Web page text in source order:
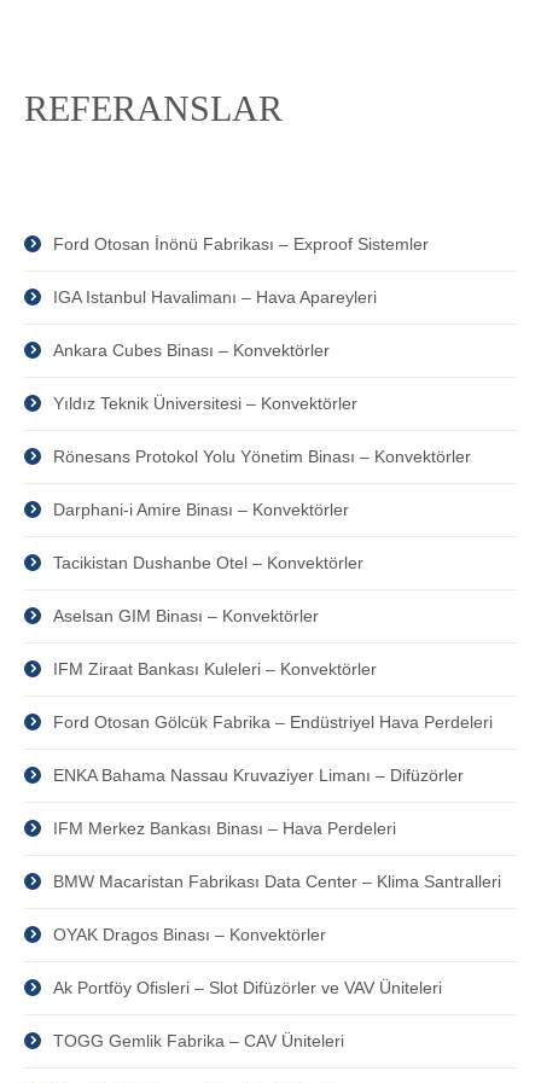
REFERANSLAR
Ford Otosan İnönü Fabrikası – Exproof Sistemler
IGA Istanbul Havalimanı – Hava Apareyleri
Ankara Cubes Binası – Konvektörler
Yıldız Teknik Üniversitesi – Konvektörler
Rönesans Protokol Yolu Yönetim Binası – Konvektörler
Darphani-i Amire Binası – Konvektörler
Tacikistan Dushanbe Otel – Konvektörler
Aselsan GIM Binası – Konvektörler
IFM Ziraat Bankası Kuleleri – Konvektörler
Ford Otosan Gölcük Fabrika – Endüstriyel Hava Perdeleri
ENKA Bahama Nassau Kruvaziyer Limanı – Difüzörler
IFM Merkez Bankası Binası – Hava Perdeleri
BMW Macaristan Fabrikası Data Center – Klima Santralleri
OYAK Dragos Binası – Konvektörler
Ak Portföy Ofisleri – Slot Difüzörler ve VAV Üniteleri
TOGG Gemlik Fabrika – CAV Üniteleri